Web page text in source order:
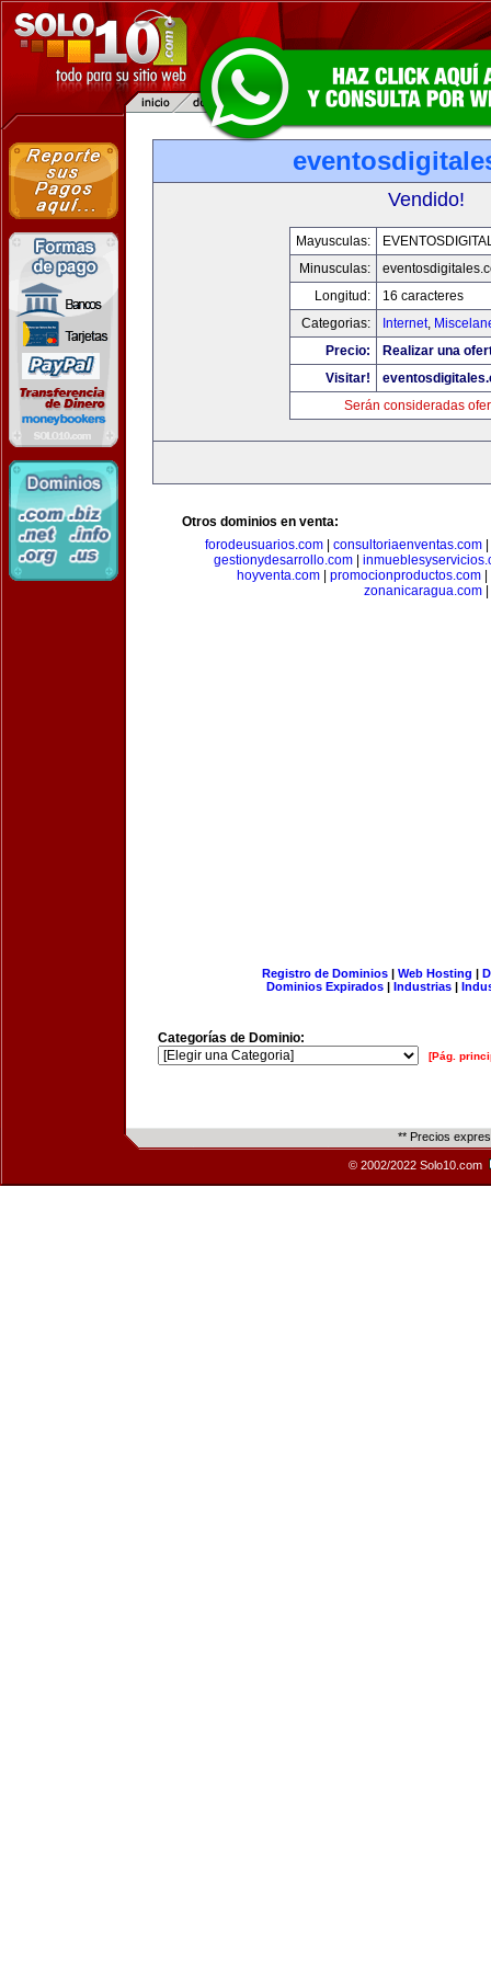
Vendido!
Mayusculas:
Minusculas:
Longitud:
16 caracteres
Categorias:
Internet,
Precio:
Realizar una
Visitar!
Serán consideradas
Otros dominios en venta:
forodeusuarios.com
consultoriaenventas.com
gestionydesarrollo.com
hoyventa.com| promocionproductos.com|
zonanicaragua.com
Registro de Dominios| Web Hosting |
Dominios Expirados | Industrias |
Categorías de Dominio:
[Pág.
** Precios
© 2002/2022 Solo10.com